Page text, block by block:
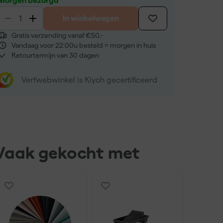
In winkelwagen
Gratis verzending vanaf €50,-
Vandaag voor 22:00u besteld = morgen in huis
Retourtermijn van 30 dagen
Verfwebwinkel is Kiyoh gecertificeerd
gekocht met